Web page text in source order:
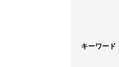
キーワード